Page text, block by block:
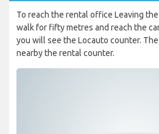
To reach the rental office Leaving
walk for fifty metres and reach the
you will see the Locauto counter.
nearby the rental counter.